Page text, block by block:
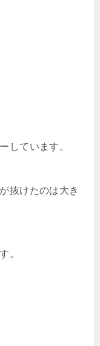
しています。
抜けたのは大き
。